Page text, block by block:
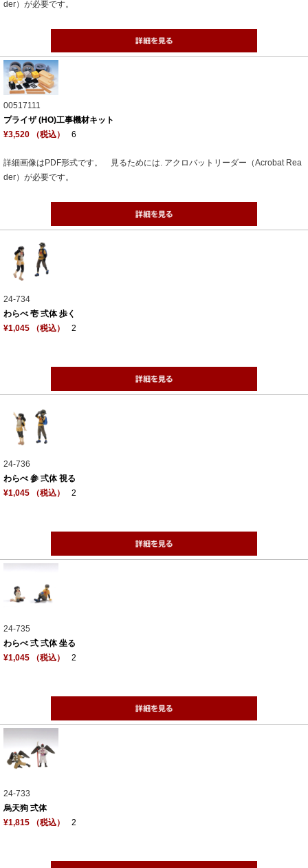
der）が必要です。
00517111
プライザ (HO)工事機材キット
¥3,520 （税込）
6
詳細画像はPDF形式です。 見るためには. アクロバットリーダー（Acrobat Rea
der）が必要です。
24-734
わらべ 壱 弍体 歩く
¥1,045 （税込）
2
24-736
わらべ 参 弍体 視る
¥1,045 （税込）
2
24-735
わらべ 弍 弍体 坐る
¥1,045 （税込）
2
24-733
烏天狗 弍体
¥1,815 （税込）
2